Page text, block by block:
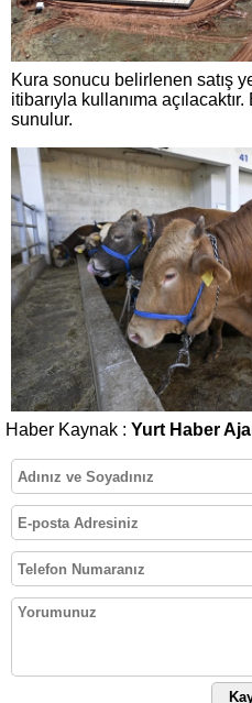
Kura sonucu belirlenen satış
itibarıyla kullanıma
sunulur.
Haber Kaynak : Yurt Haber